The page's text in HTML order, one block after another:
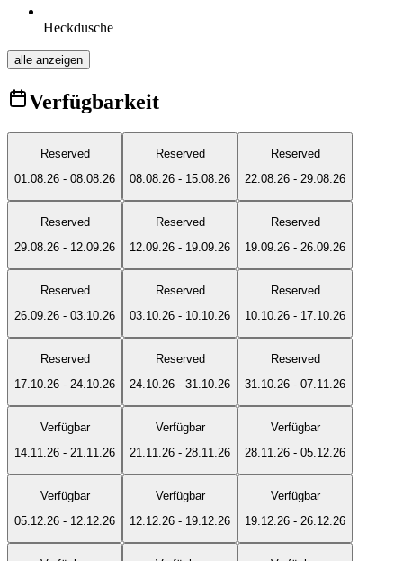
Heckdusche
alle anzeigen
Verfügbarkeit
Reserved
01.08.26 - 08.08.26
Reserved
08.08.26 - 15.08.26
Reserved
22.08.26 - 29.08.26
Reserved
29.08.26 - 12.09.26
Reserved
12.09.26 - 19.09.26
Reserved
19.09.26 - 26.09.26
Reserved
26.09.26 - 03.10.26
Reserved
03.10.26 - 10.10.26
Reserved
10.10.26 - 17.10.26
Reserved
17.10.26 - 24.10.26
Reserved
24.10.26 - 31.10.26
Reserved
31.10.26 - 07.11.26
Verfügbar
14.11.26 - 21.11.26
Verfügbar
21.11.26 - 28.11.26
Verfügbar
28.11.26 - 05.12.26
Verfügbar
05.12.26 - 12.12.26
Verfügbar
12.12.26 - 19.12.26
Verfügbar
19.12.26 - 26.12.26